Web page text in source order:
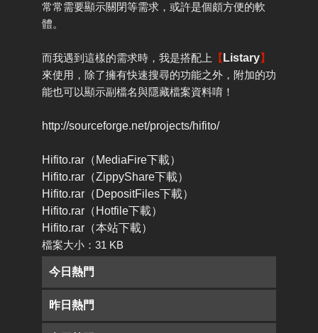
常常需要顯示關閉等需求，或許是個頗方便的軟
體。
而我遇到這樣的需求時，我是搭配上 【 Listary】
來使用，除了擁有快速搜尋的功能之外，附加的功
能也可以顯示副檔名與隱藏檔案資料唷！
http://sourceforge.net/projects/hifito/
Hifito.rar（MediaFire下載）
Hifito.rar（ZippyShare下載）
Hifito.rar（DepositFiles下載）
Hifito.rar（Hotfile下載）
Hifito.rar（本站下載）
檔案大小：31 KB
今日熱門
昨日熱門